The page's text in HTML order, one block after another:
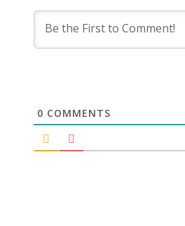
0 COMMENTS